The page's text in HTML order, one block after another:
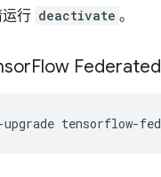
行 deactivate 。
Flow Federated
tensorflow-